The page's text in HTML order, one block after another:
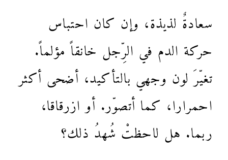
سعادةٌ لذيذة، وإن كان احتباس
حركة الدم في الرِّجل خانقاً مؤلماً.
تغيّرَ لون وجهي بالتأكيد، أضحى أكثر
احمرارا، كما أتصوّر. أو ازرقاقا،
ربما. هل لاحظتْ شُهدُ ذلك؟